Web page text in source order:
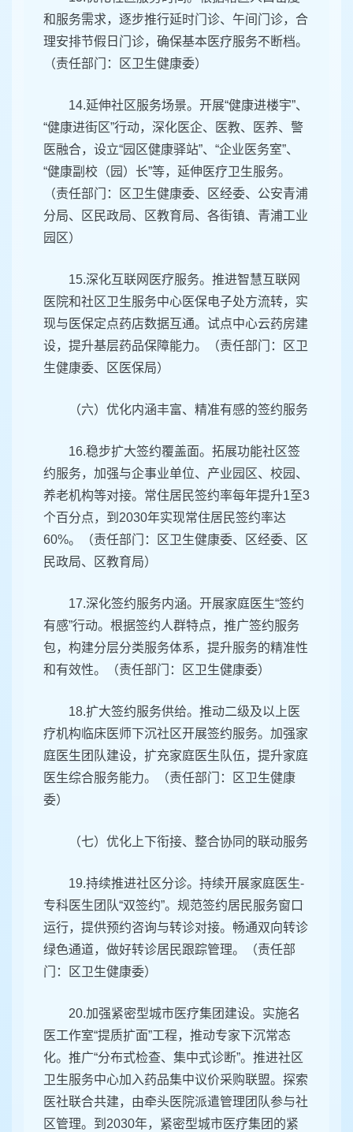
和服务需求，逐步推行延时门诊、午间门诊，合
理安排节假日门诊，确保基本医疗服务不断档。
（责任部门：区卫生健康委）
14.延伸社区服务场景。开展“健康进楼宇”、
“健康进街区”行动，深化医企、医教、医养、警
医融合，设立“园区健康驿站”、“企业医务室”、
“健康副校（园）长”等，延伸医疗卫生服务。
（责任部门：区卫生健康委、区经委、公安青浦
分局、区民政局、区教育局、各街镇、青浦工业
园区）
15.深化互联网医疗服务。推进智慧互联网
医院和社区卫生服务中心医保电子处方流转，实
现与医保定点药店数据互通。试点中心云药房建
设，提升基层药品保障能力。（责任部门：区卫
生健康委、区医保局）
（六）优化内涵丰富、精准有感的签约服务
16.稳步扩大签约覆盖面。拓展功能社区签
约服务，加强与企事业单位、产业园区、校园、
养老机构等对接。常住居民签约率每年提升1至3
个百分点，到2030年实现常住居民签约率达
60%。（责任部门：区卫生健康委、区经委、区
民政局、区教育局）
17.深化签约服务内涵。开展家庭医生“签约
有感”行动。根据签约人群特点，推广签约服务
包，构建分层分类服务体系，提升服务的精准性
和有效性。（责任部门：区卫生健康委）
18.扩大签约服务供给。推动二级及以上医
疗机构临床医师下沉社区开展签约服务。加强家
庭医生团队建设，扩充家庭医生队伍，提升家庭
医生综合服务能力。（责任部门：区卫生健康
委）
（七）优化上下衔接、整合协同的联动服务
19.持续推进社区分诊。持续开展家庭医生-
专科医生团队“双签约”。规范签约居民服务窗口
运行，提供预约咨询与转诊对接。畅通双向转诊
绿色通道，做好转诊居民跟踪管理。（责任部
门：区卫生健康委）
20.加强紧密型城市医疗集团建设。实施名
医工作室“提质扩面”工程，推动专家下沉常态
化。推广“分布式检查、集中式诊断”。推进社区
卫生服务中心加入药品集中议价采购联盟。探索
医社联合共建，由牵头医院派遣管理团队参与社
区管理。到2030年，紧密型城市医疗集团的紧